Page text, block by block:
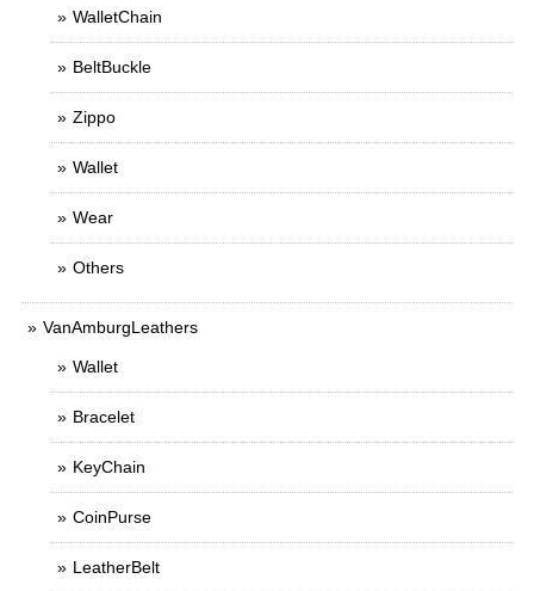
WalletChain
BeltBuckle
Zippo
Wallet
Wear
Others
VanAmburgLeathers
Wallet
Bracelet
KeyChain
CoinPurse
LeatherBelt